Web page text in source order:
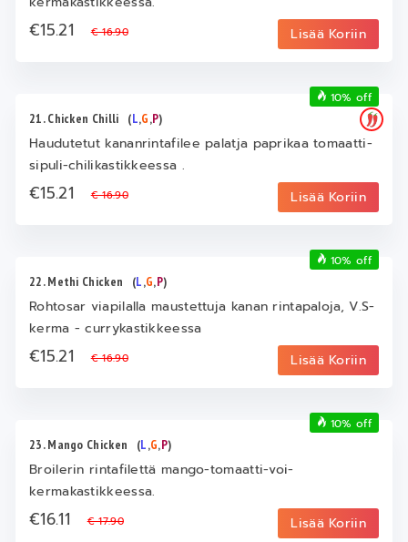
€15.21€ 16.90 Lisää Koriin
21. Chicken Chilli (L,G,P)
Haudutetut kananrintafilee palatja paprikaa tomaatti-
sipuli-chilikastikkeessa .
€15.21€ 16.90 Lisää Koriin
10% off
22. Methi Chicken (L,G,P)
Rohtosar viapilalla maustettuja kanan rintapaloja, V.S-
kerma - currykastikkeessa
€15.21€ 16.90 Lisää Koriin
10% off
23. Mango Chicken (L,G,P)
Broilerin rintafilettä mango-tomaatti-voi-
kermakastikkeessa.
€16.11€ 17.90 Lisää Koriin
10% off